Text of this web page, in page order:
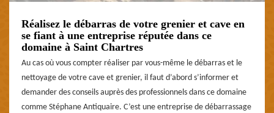
Réalisez le débarras de votre grenier et cave en
se fiant à une entreprise réputée dans ce
domaine à Saint Chartres
Au cas où vous compter réaliser par vous-même le débarras et le
nettoyage de votre cave et grenier, il faut d’abord s’informer et
demander des conseils auprès des professionnels dans ce domaine
comme Stéphane Antiquaire. C’est une entreprise de débarrassage